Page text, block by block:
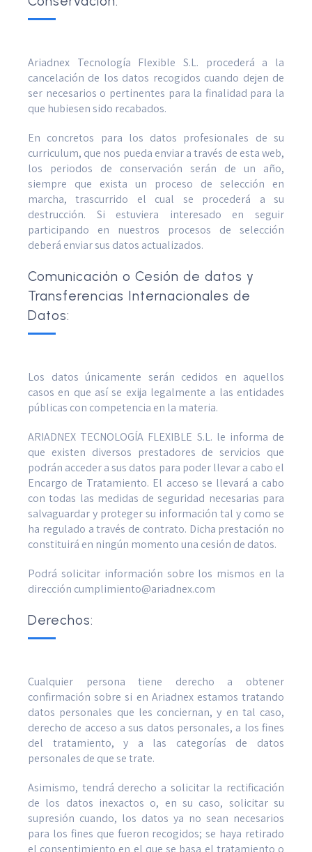
Ariadnex Tecnología Flexible S.L. procederá a la
cancelación de los datos recogidos cuando dejen de
ser necesarios o pertinentes para la finalidad para la
que hubiesen sido recabados.
En concretos para los datos profesionales de su
curriculum, que nos pueda enviar a través de esta web,
los periodos de conservación serán de un año,
siempre que exista un proceso de selección en
marcha, trascurrido el cual se procederá a su
destrucción. Si estuviera interesado en seguir
participando en nuestros procesos de selección
deberá enviar sus datos actualizados.
Comunicación o Cesión de datos y
Transferencias Internacionales de
Datos:
Los datos únicamente serán cedidos en aquellos
casos en que así se exija legalmente a las entidades
públicas con competencia en la materia.
ARIADNEX TECNOLOGÍA FLEXIBLE S.L. le informa de
que existen diversos prestadores de servicios que
podrán acceder a sus datos para poder llevar a cabo el
Encargo de Tratamiento. El acceso se llevará a cabo
con todas las medidas de seguridad necesarias para
salvaguardar y proteger su información tal y como se
ha regulado a través de contrato. Dicha prestación no
constituirá en ningún momento una cesión de datos.
Podrá solicitar información sobre los mismos en la
dirección cumplimiento@ariadnex.com
Derechos:
Cualquier persona tiene derecho a obtener
confirmación sobre si en Ariadnex estamos tratando
datos personales que les conciernan, y en tal caso,
derecho de acceso a sus datos personales, a los fines
del tratamiento, y a las categorías de datos
personales de que se trate.
Asimismo, tendrá derecho a solicitar la rectificación
de los datos inexactos o, en su caso, solicitar su
supresión cuando, los datos ya no sean necesarios
para los fines que fueron recogidos; se haya retirado
el consentimiento en el que se basa el tratamiento o